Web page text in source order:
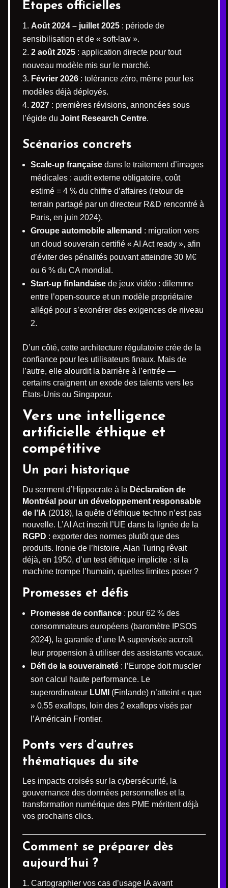
Étapes officielles
Août 2024 – juillet 2025 : période de
sensibilisation et de « soft-law ».
2 août 2025 : application directe pour tout
nouveau modèle mis sur le marché.
Février 2026 : tolérance zéro, même pour les
modèles déjà déployés.
2027 : premières révisions, annoncées sous
l’égide du Joint Research Centre.
Scénarios concrets
Scale-up française dans le traitement d’images
médicales : audit externe obligatoire, coût
estimé = 4 % du chiffre d’affaires (retour de
terrain partagé par un directeur R&D rencontré à
Paris, en juin 2024).
Groupe automobile allemand : migration vers
un cloud souverain certifié « AI Act ready », afin
d’éviter des pénalités pouvant atteindre 30 M€
ou 6 % du CA mondial.
Start-up finlandaise de jeux vidéo : dilemme
entre l’open-source et un modèle propriétaire
allégé pour s’exonérer des exigences de niveau
2.
D’un côté, cette architecture régulatoire crée de la
confiance pour les utilisateurs finaux. Mais de
l’autre, elle alourdit la barrière à l’entrée —
certains craignent un exode des talents vers les
États-Unis ou Singapour.
Vers une intelligence
artificielle éthique et
compétitive
Un pari historique
Du serment d’Hippocrate à la Déclaration de
Montréal pour un développement responsable
de l’IA (2018), la quête d’éthique techno n’est pas
nouvelle. L’AI Act inscrit l’UE dans la lignée de la
RGPD : exporter des normes plutôt que des
produits. Ironie de l’histoire, Alan Turing rêvait
déjà, en 1950, d’un test éthique implicite : si la
machine trompe l’humain, quelles limites poser ?
Promesses et défis
Promesse de confiance : pour 62 % des
consommateurs européens (baromètre IPSOS
2024), la garantie d’une IA supervisée accroît
leur propension à utiliser des assistants vocaux.
Défi de la souveraineté : l’Europe doit muscler
son calcul haute performance. Le
superordinateur LUMI
(Finlande) n’atteint « que
» 0,55 exaflops, loin des 2 exaflops visés par
l’Américain Frontier.
Ponts vers d’autres
thématiques du site
Les impacts croisés sur la cybersécurité, la
gouvernance des données personnelles et la
transformation numérique des PME méritent déjà
vos prochains clics.
Comment se préparer dès
aujourd’hui ?
Cartographier vos cas d’usage IA avant